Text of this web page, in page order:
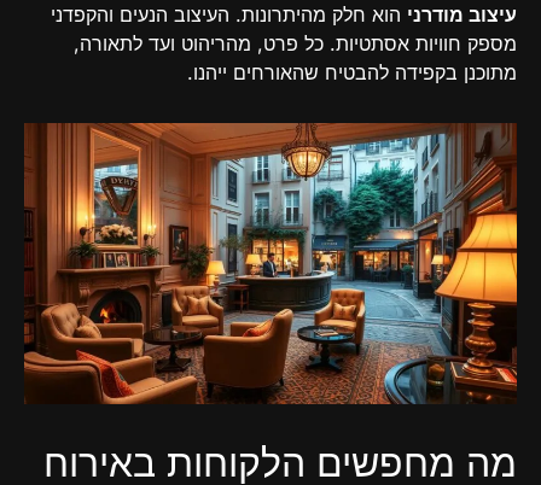
עיצוב מודרני הוא חלק מהיתרונות. העיצוב הנעים והקפדני
מספק חוויות אסתטיות. כל פרט, מהריהוט ועד לתאורה,
מתוכנן בקפידה להבטיח שהאורחים ייהנו.
מה מחפשים הלקוחות באירוח